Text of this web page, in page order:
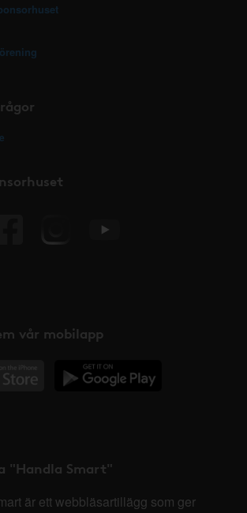
vår mobilapp
"Handla Smart"
är ett webbläsartillägg som ger